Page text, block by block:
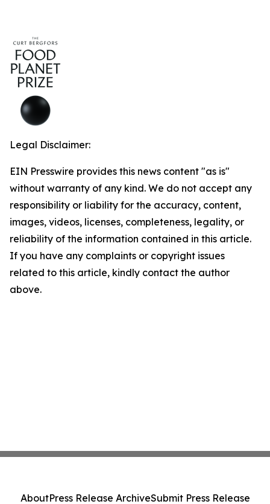
Legal Disclaimer:
EIN Presswire provides this news content "as is"
without warranty of any kind. We do not accept any
responsibility or liability for the accuracy, content,
images, videos, licenses, completeness, legality, or
reliability of the information contained in this article.
If you have any complaints or copyright issues
related to this article, kindly contact the author
above.
AboutPress Release ArchiveSubmit Press Release